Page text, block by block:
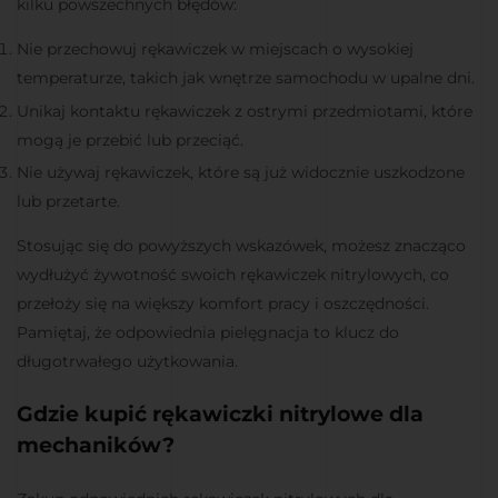
kilku powszechnych błędów:
Nie przechowuj rękawiczek w miejscach o wysokiej
temperaturze, takich jak wnętrze samochodu w upalne dni.
Unikaj kontaktu rękawiczek z ostrymi przedmiotami, które
mogą je przebić lub przeciąć.
Nie używaj rękawiczek, które są już widocznie uszkodzone
lub przetarte.
Stosując się do powyższych wskazówek, możesz znacząco
wydłużyć żywotność swoich rękawiczek nitrylowych, co
przełoży się na większy komfort pracy i oszczędności.
Pamiętaj, że odpowiednia pielęgnacja to klucz do
długotrwałego użytkowania.
Gdzie kupić rękawiczki nitrylowe dla
mechaników?